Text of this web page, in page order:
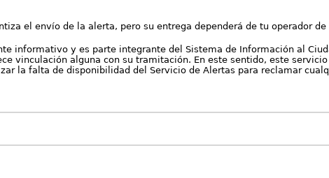
el envío de la alerta, pero su entrega dependerá de tu operador
informativo y es parte integrante del Sistema de Información al
vinculación alguna con su tramitación. En este sentido, este
la falta de disponibilidad del Servicio de Alertas para reclamar